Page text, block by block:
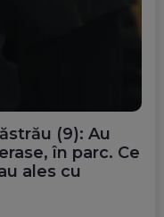
(9): Au
în parc. Ce
ales cu